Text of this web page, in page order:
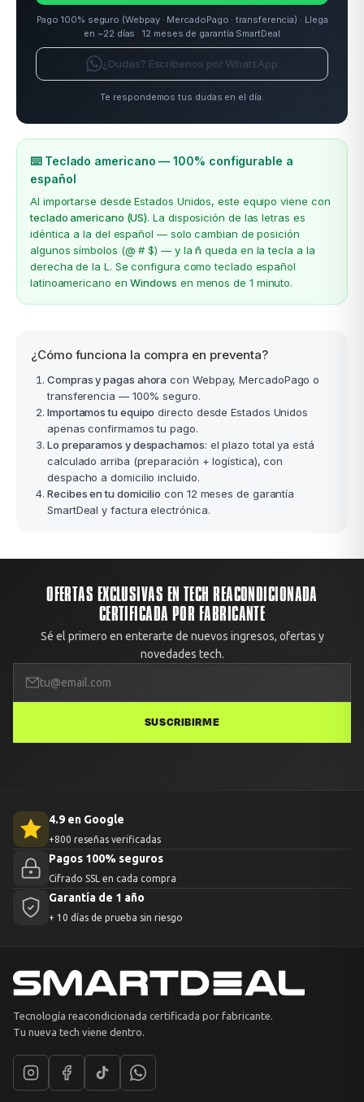
Pago 100% seguro (Webpay · MercadoPago · transferencia) · Llega
en ~22 días · 12 meses de garantía SmartDeal
¿Dudas? Escríbenos por WhatsApp
Te respondemos tus dudas en el día.
⌨️ Teclado americano — 100% configurable a
español
Al importarse desde Estados Unidos, este equipo viene con
teclado americano (US). La disposición de las letras es
idéntica a la del español — solo cambian de posición
algunos símbolos (@ # $) — y lañ queda en la tecla a la
derecha de la L. Se configura como teclado español
latinoamericano enWindows en menos de 1 minuto.
¿Cómo funciona la compra en preventa?
Compras y pagas ahora con Webpay, MercadoPago o
transferencia — 100% seguro.
Importamos tu equipo directo desde Estados Unidos
apenas confirmamos tu pago.
Lo preparamos y despachamos: el plazo total ya está
calculado arriba (preparación + logística), con
despacho a domicilio incluido.
Recibes en tu domicilio con 12 meses de garantía
SmartDeal y factura electrónica.
OFERTAS EXCLUSIVAS EN TECH REACONDICIONADA
CERTIFICADA POR FABRICANTE
Sé el primero en enterarte de nuevos ingresos, ofertas y
novedades tech.
SUSCRIBIRME
4.9 en Google
+800 reseñas verificadas
Pagos 100% seguros
Cifrado SSL en cada compra
Garantía de 1 año
+ 10 días de prueba sin riesgo
Tecnología reacondicionada certificada por fabricante.
Tu nueva tech viene dentro.